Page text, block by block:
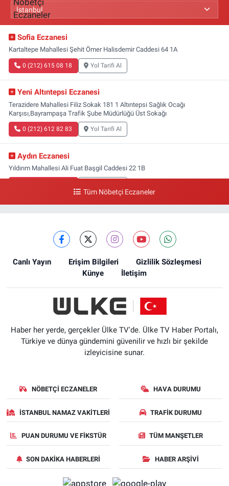
Sofia Eczanesi
Kartaltepe Mahallesi Şehit Ömer Halisdemir Caddesi 64 1A
0 (212) 615 08 18 Yol Tarifi Al
Yeni Altıntepsi Eczanesi
Terazidere Mahallesi Filiz Sokak 181 1 Altıntepsi Sağlık Ocağı
Karşısı,Bayrampaşa Trafik Şube Müdürlüğü Üst Sokağı
0 (212) 612 82 83 Yol Tarifi Al
Aydın Eczanesi
Yıldırım Mahallesi Ali Fuat Başgil Caddesi 22 1B
Tüm Nöbetçi Eczaneler
Canlı Yayın Erişim Bilgileri
Gizlilik Sözleşmesi
Künye
İletişim
Haber her yerde, gerçekler Ülke TV'de. Ülke TV Haber Portalı,
Türkiye ve dünya gündemini güvenilir ve hızlı bir şekilde
izleyicisine sunar.
NÖBETÇI ECZANELER HAVA DURUMU
İSTANBUL NAMAZ VAKITLERI TRAFIK DURUMU
PUAN DURUMU VE FIKSTÜR TÜM MANŞETLER
SON DAKIKA HABERLERI HABER ARŞIVI